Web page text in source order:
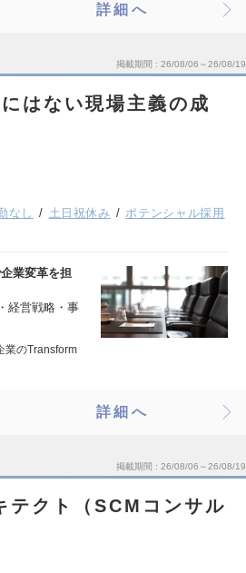
詳細へ
掲載期間 26/08/06～26/08/19
はない現場主義の成
なし 土日祝休み
ポテンシャル採用
業変革を担
経営戦略・事
業のTransform
詳細へ
掲載期間 26/08/06～26/08/19
テクト（SCMコンサル